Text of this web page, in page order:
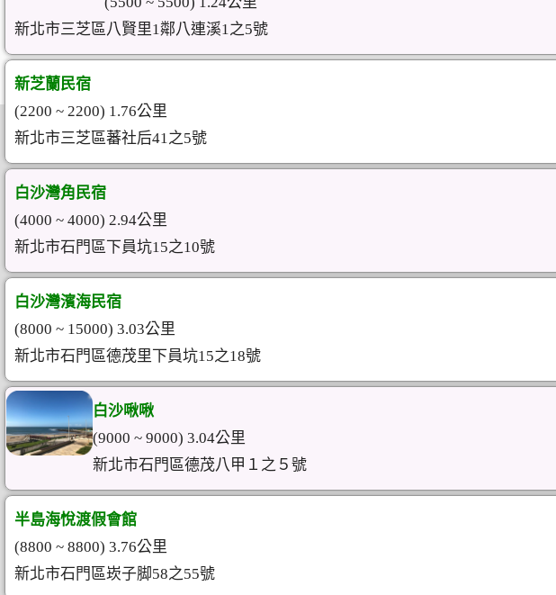
新北市三芝區八賢里1鄰八連溪1之5號
新芝蘭民宿
(2200 ~ 2200) 1.76公里
新北市三芝區蕃社后41之5號
白沙灣角民宿
(4000 ~ 4000) 2.94公里
新北市石門區下員坑15之10號
白沙灣濱海民宿
(8000 ~ 15000) 3.03公里
新北市石門區德茂里下員坑15之18號
白沙啾啾
(9000 ~ 9000) 3.04公里
新北市石門區德茂八甲１之５號
半島海悅渡假會館
(8800 ~ 8800) 3.76公里
新北市石門區崁子脚58之55號